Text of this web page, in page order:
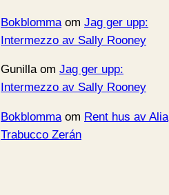
Bokblomma om Jag ger upp:
Intermezzo av Sally Rooney
Gunillaom Jag ger upp:
Intermezzo av Sally Rooney
Bokblommaom Rent hus av Alia
Trabucco Zerán